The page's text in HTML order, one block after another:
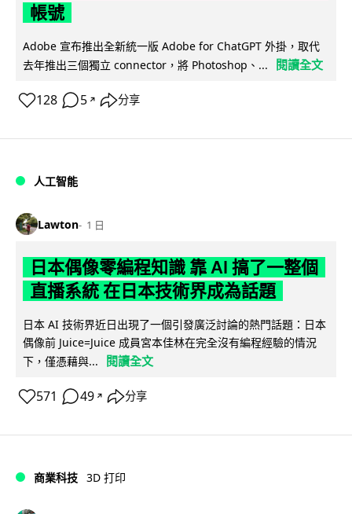
帳號
Adobe 宣布推出全新統一版 Adobe for ChatGPT 外掛，取代
去年推出三個獨立 connector，將 Photoshop、...
閱讀全文
128 5 ↗ 分享
人工智能
Lawton 1 日
日本偶像零編程知識 靠 AI 搞了一整個
直播系統 在日本技術界成為話題
日本 AI 技術界近日出現了一個引發廣泛討論的熱門話題：日本
偶像前 Juice=Juice 成員宮本佳林在完全沒有編程經驗的情況
下，僅憑藉與...
閱讀全文
571 49 ↗ 分享
商業科技 3D 打印